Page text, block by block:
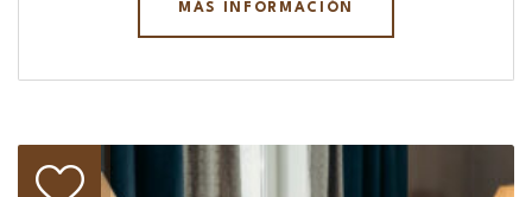
MÁS INFORMACIÓN